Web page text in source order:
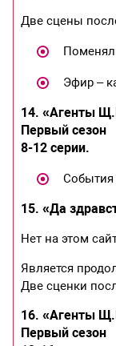
Две сцены
Эфир –
14. «Агенты
Первый сезон
8-12 серии.
События
15. «Да
Нет на этом
Является
Две сценки
16. «Агенты
Первый сезон